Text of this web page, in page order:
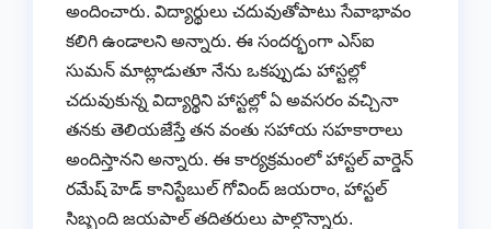
అందించారు. విద్యార్థులు చదువుతోపాటు సేవాభావం
కలిగి ఉండాలని అన్నారు. ఈ సందర్భంగా ఎస్ఐ
సుమన్ మాట్లాడుతూ నేను ఒకప్పుడు హాస్టల్లో
చదువుకున్న విద్యార్థిని హాస్టల్లో ఏ అవసరం వచ్చినా
తనకు తెలియజేస్తే తన వంతు సహాయ సహకారాలు
అందిస్తానని అన్నారు. ఈ కార్యక్రమంలో హాస్టల్ వార్డెన్
రమేష్ హెడ్ కానిస్టేబుల్ గోవింద్ జయరాం, హాస్టల్
సిబ్బంది జయపాల్ తదితరులు పాల్గొన్నారు.